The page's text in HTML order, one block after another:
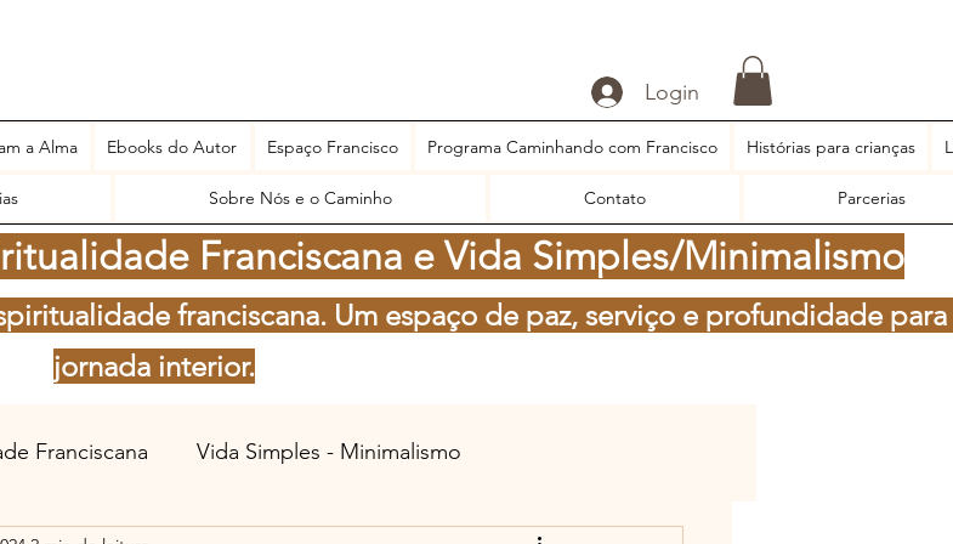
Login
a Alma Ebooks do Autor Espaço Francisco Programa Caminhando com Francisco Histórias para crianças
Sobre Nós e o Caminho Contato Parcerias
Franciscana e Vida Simples/Minimalismo
franciscana. Um espaço de paz, serviço e profundidade para
jornada interior.
Franciscana Vida Simples - Minimalismo